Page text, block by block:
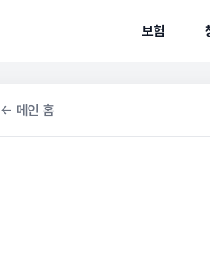
보험
← 메인 홈